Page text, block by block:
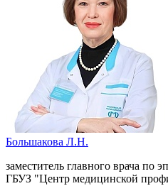
Большакова Л.Н.
заместитель главного врача по
ГБУЗ "Центр медицинской